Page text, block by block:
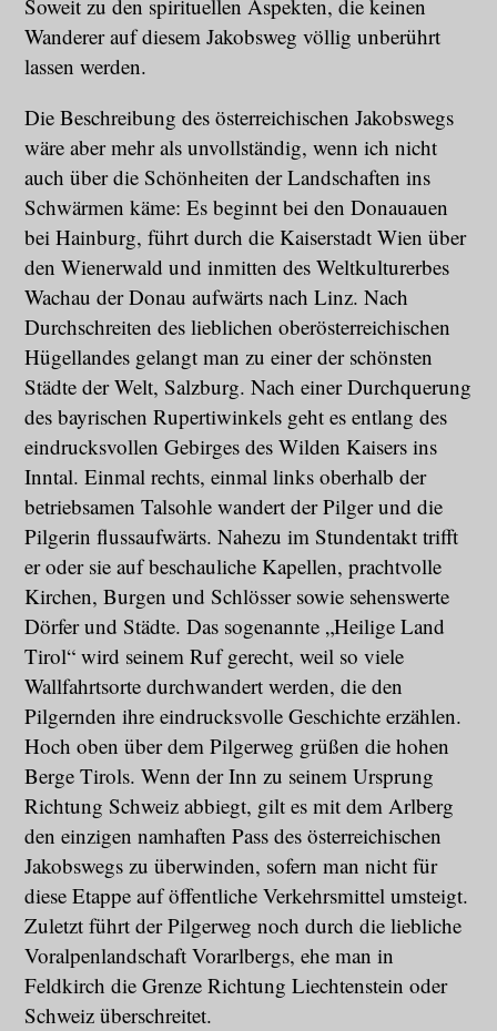
Soweit zu den spirituellen Aspekten, die keinen
Wanderer auf diesem Jakobsweg völlig unberührt
lassen werden.
Die Beschreibung des österreichischen Jakobswegs
wäre aber mehr als unvollständig, wenn ich nicht
auch über die Schönheiten der Landschaften ins
Schwärmen käme: Es beginnt bei den Donauauen
bei Hainburg, führt durch die Kaiserstadt Wien über
den Wienerwald und inmitten des Weltkulturerbes
Wachau der Donau aufwärts nach Linz. Nach
Durchschreiten des lieblichen oberösterreichischen
Hügellandes gelangt man zu einer der schönsten
Städte der Welt, Salzburg. Nach einer Durchquerung
des bayrischen Rupertiwinkels geht es entlang des
eindrucksvollen Gebirges des Wilden Kaisers ins
Inntal. Einmal rechts, einmal links oberhalb der
betriebsamen Talsohle wandert der Pilger und die
Pilgerin flussaufwärts. Nahezu im Stundentakt trifft
er oder sie auf beschauliche Kapellen, prachtvolle
Kirchen, Burgen und Schlösser sowie sehenswerte
Dörfer und Städte. Das sogenannte „Heilige Land
Tirol“ wird seinem Ruf gerecht, weil so viele
Wallfahrtsorte durchwandert werden, die den
Pilgernden ihre eindrucksvolle Geschichte erzählen.
Hoch oben über dem Pilgerweg grüßen die hohen
Berge Tirols. Wenn der Inn zu seinem Ursprung
Richtung Schweiz abbiegt, gilt es mit dem Arlberg
den einzigen namhaften Pass des österreichischen
Jakobswegs zu überwinden, sofern man nicht für
diese Etappe auf öffentliche Verkehrsmittel umsteigt.
Zuletzt führt der Pilgerweg noch durch die liebliche
Voralpenlandschaft Vorarlbergs, ehe man in
Feldkirch die Grenze Richtung Liechtenstein oder
Schweiz überschreitet.